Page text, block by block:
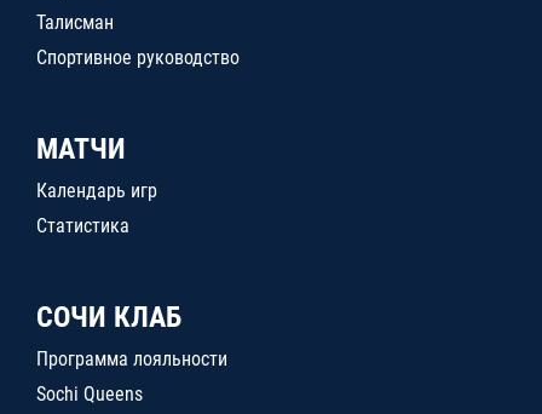
Талисман
Спортивное руководство
МАТЧИ
Календарь игр
Статистика
СОЧИ КЛАБ
Программа лояльности
Sochi Queens